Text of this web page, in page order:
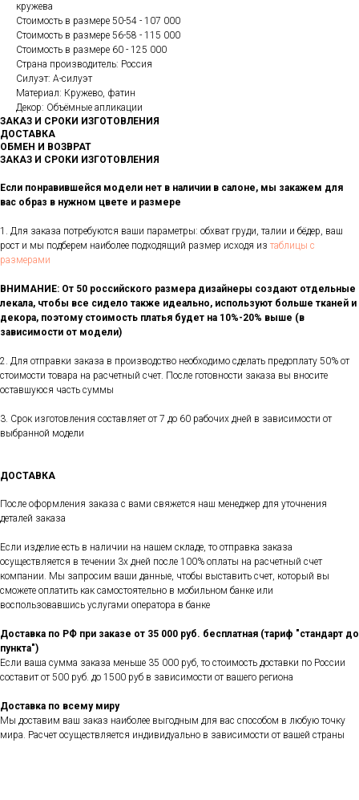
кружева
Стоимость в размере 50-54 - 107 000
Стоимость в размере 56-58 - 115 000
Стоимость в размере 60 - 125 000
Страна производитель: Россия
Силуэт: А-силуэт
Материал: Кружево, фатин
Декор: Объёмные апликации
ЗАКАЗ И СРОКИ ИЗГОТОВЛЕНИЯ
ДОСТАВКА
ОБМЕН И ВОЗВРАТ
ЗАКАЗ И СРОКИ ИЗГОТОВЛЕНИЯ
Если понравившейся модели нет в наличии в салоне, мы закажем для
вас образ в нужном цвете и размере
1. Для заказа потребуются ваши параметры: обхват груди, талии и бёдер, ваш
рост и мы подберем наиболее подходящий размер исходя из таблицы с
размерами
ВНИМАНИЕ: От 50 российского размера дизайнеры создают отдельные
лекала, чтобы все сидело также идеально, используют больше тканей и
декора, поэтому стоимость платья будет на 10%-20% выше (в
зависимости от модели)
2. Для отправки заказа в производство необходимо сделать предоплату 50% от
стоимости товара на расчетный счет. После готовности заказа вы вносите
оставшуюся часть суммы
3. Срок изготовления составляет от 7 до 60 рабочих дней в зависимости от
выбранной модели
ДОСТАВКА
После оформления заказа с вами свяжется наш менеджер для уточнения
деталей заказа
Если изделие есть в наличии на нашем складе, то отправка заказа
осуществляется в течении 3х дней после 100% оплаты на расчетный счет
компании. Мы запросим ваши данные, чтобы выставить счет, который вы
сможете оплатить как самостоятельно в мобильном банке или
воспользовавшись услугами оператора в банке
Доставка по РФ при заказе от 35 000 руб. бесплатная (тариф "стандарт до
пункта")
Если ваша сумма заказа меньше 35 000 руб, то стоимость доставки по России
составит от 500 руб. до 1500 руб в зависимости от вашего региона
Доставка по всему миру
Мы доставим ваш заказ наиболее выгодным для вас способом в любую точку
мира. Расчет осуществляется индивидуально в зависимости от вашей страны